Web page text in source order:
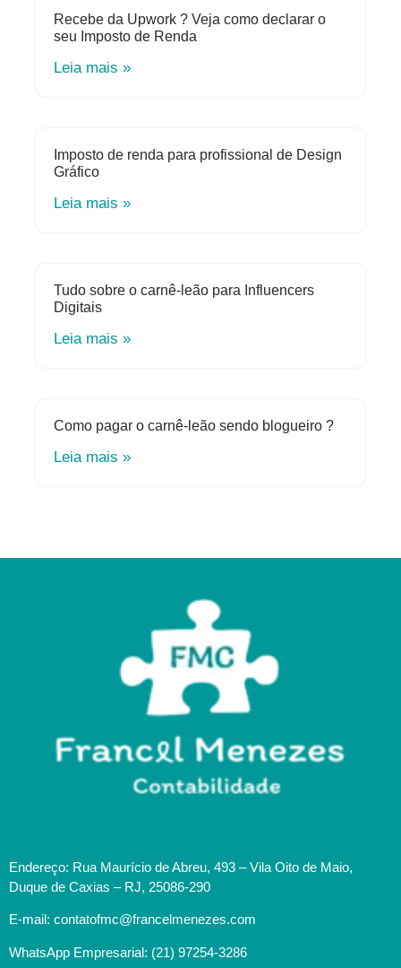
Recebe da Upwork ? Veja como declarar o
seu Imposto de Renda
Leia mais »
Imposto de renda para profissional de Design
Gráfico
Leia mais »
Tudo sobre o carnê-leão para Influencers
Digitais
Leia mais »
Como pagar o carnê-leão sendo blogueiro ?
Leia mais »
Endereço: Rua Maurício de Abreu, 493 – Vila Oito de Maio,
Duque de Caxias – RJ, 25086-290
E-mail: contatofmc@francelmenezes.com
WhatsApp Empresarial: (21) 97254-3286